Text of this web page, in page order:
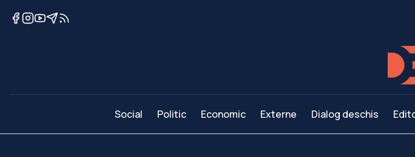
Social Politic Economic Externe Dialog deschis